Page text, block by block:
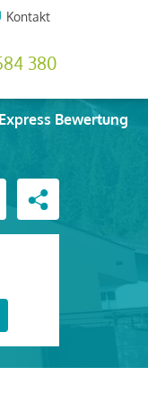
Kontakt
380
Express Bewertung